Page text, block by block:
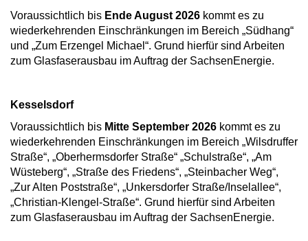
Voraussichtlich bis Ende August 2026 kommt es zu
wiederkehrenden Einschränkungen im Bereich „Südhang“
und „Zum Erzengel Michael“. Grund hierfür sind Arbeiten
zum Glasfaserausbau im Auftrag der SachsenEnergie.
Kesselsdorf
Voraussichtlich bis Mitte September 2026 kommt es zu
wiederkehrenden Einschränkungen im Bereich „Wilsdruffer
Straße“, „Oberhermsdorfer Straße“ „Schulstraße“, „Am
Wüsteberg“, „Straße des Friedens“, „Steinbacher Weg“,
„Zur Alten Poststraße“, „Unkersdorfer Straße/Inselallee“,
„Christian-Klengel-Straße“. Grund hierfür sind Arbeiten
zum Glasfaserausbau im Auftrag der SachsenEnergie.